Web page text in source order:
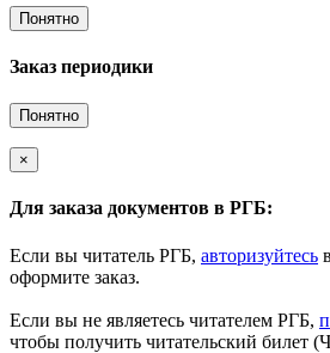
Понятно
Заказ периодики
Понятно
×
Для заказа документов в РГБ:
Если вы читатель РГБ, авторизуйтесь
оформите заказ.
Если вы не являетесь читателем РГБ,
чтобы получить читательский билет